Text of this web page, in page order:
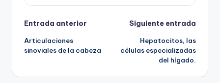
Navegación
de
Entrada anterior
Articulaciones
sinoviales de la cabeza
Siguiente entrada
Hepatocitos, las
células especializadas
del hígado.